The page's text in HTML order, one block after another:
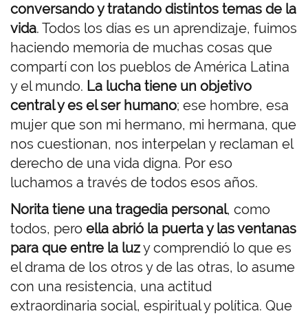
conversando y tratando distintos temas de la
vida. Todos los días es un aprendizaje, fuimos
haciendo memoria de muchas cosas que
compartí con los pueblos de América Latina
y el mundo. La lucha tiene un objetivo
central y es el ser humano; ese hombre, esa
mujer que son mi hermano, mi hermana, que
nos cuestionan, nos interpelan y reclaman el
derecho de una vida digna. Por eso
luchamos a través de todos esos años.
Norita tiene una tragedia personal, como
todos, pero ella abrió la puerta y las ventanas
para que entre la luzy comprendió lo que es
el drama de los otros y de las otras, lo asume
con una resistencia, una actitud
extraordinaria social, espiritual y política. Que